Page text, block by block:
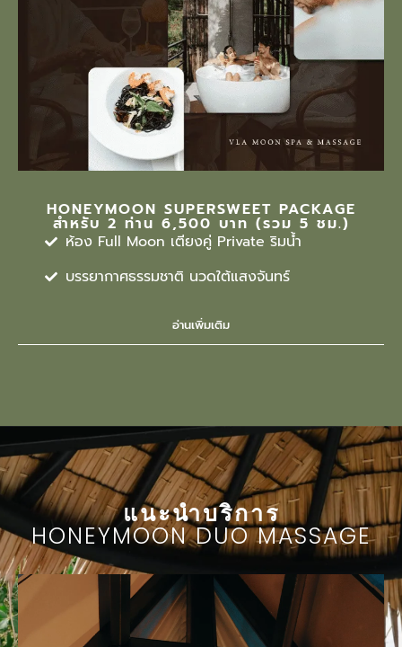
HONEYMOON SUPERSWEET PACKAGE
สำหรับ 2 ท่าน 6,500 บาท (รวม 5 ชม.)
ห้อง Full Moon เตียงคู่ Private ริมน้ำ
บรรยากาศธรรมชาติ นวดใต้แสงจันทร์
อ่านเพิ่มเติม
แนะนำบริการ
HONEYMOON DUO MASSAGE